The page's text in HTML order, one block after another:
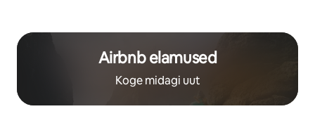
Airbnb elamused
Koge midagi uut